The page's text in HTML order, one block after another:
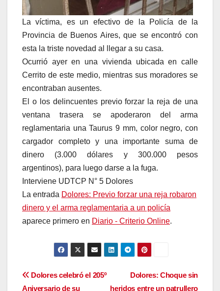
La víctima, es un efectivo de la Policía de la
Provincia de Buenos Aires, que se encontró con
esta la triste novedad al llegar a su casa.
Ocurrió ayer en una vivienda ubicada en calle
Cerrito de este medio, mientras sus moradores se
encontraban ausentes.
El o los delincuentes previo forzar la reja de una
ventana trasera se apoderaron del arma
reglamentaria una Taurus 9 mm, color negro, con
cargador completo y una importante suma de
dinero (3.000 dólares y 300.000 pesos
argentinos), para luego darse a la fuga.
Interviene UDTCP N° 5 Dolores
La entrada Dolores: Previo forzar una reja robaron
dinero y el arma reglamentaria a un policía
aparece primero en Diario - Criterio Online.
Navegación
Dolores: Choque sin
heridos entre un patrullero
Dolores celebró el 205º
Aniversario de su